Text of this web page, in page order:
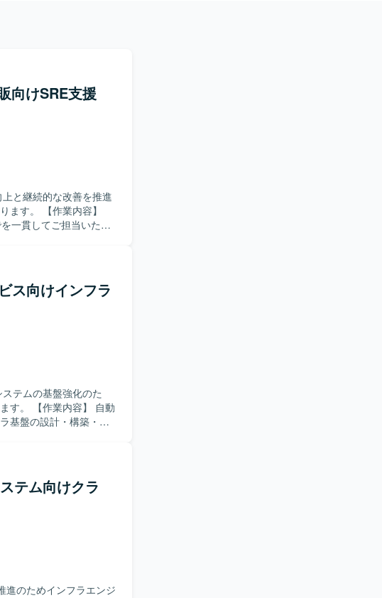
向けSRE支援
と継続的な改善を推進
内容】
一貫してご担当いただ
行っていただきます。
ェクト推進に関わる業
積極的にコミュニケー
です。 技術面だけでな
める方を歓迎いたしま
向上に携わりながら、
ントの両面でスキルア
環境などが想定されて
ス向けインフラ
テムの基盤強化のた
自動
基盤の設計・構築・運
ていただきます。 具体
DevOps環境の設計・構
ができる方を求めてお
な改善に取り組める方
の大規模展開を見据え
ャ設計に関与できま
に直結する社会インフ
テム向けクラ
進のためインフラエンジ